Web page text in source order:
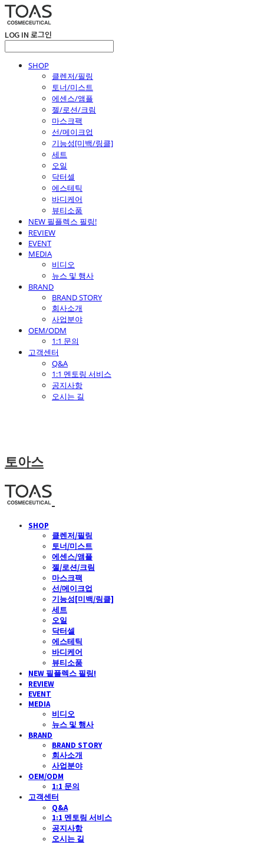
LOG IN 로그인
SHOP
클렌저/필링
토너/미스트
에센스/앰플
젤/로션/크림
마스크팩
선/메이크업
기능성[미백/링클]
세트
오일
닥터셀
에스테틱
바디케어
뷰티소품
NEW 필플렉스 필링!
REVIEW
EVENT
MEDIA
비디오
뉴스 및 행사
BRAND
BRAND STORY
회사소개
사업분야
OEM/ODM
1:1 문의
고객센터
Q&A
1:1 멘토링 서비스
공지사항
오시는 길
토아스
SHOP
클렌저/필링
토너/미스트
에센스/앰플
젤/로션/크림
마스크팩
선/메이크업
기능성[미백/링클]
세트
오일
닥터셀
에스테틱
바디케어
뷰티소품
NEW 필플렉스 필링!
REVIEW
EVENT
MEDIA
비디오
뉴스 및 행사
BRAND
BRAND STORY
회사소개
사업분야
OEM/ODM
1:1 문의
고객센터
Q&A
1:1 멘토링 서비스
공지사항
오시는 길